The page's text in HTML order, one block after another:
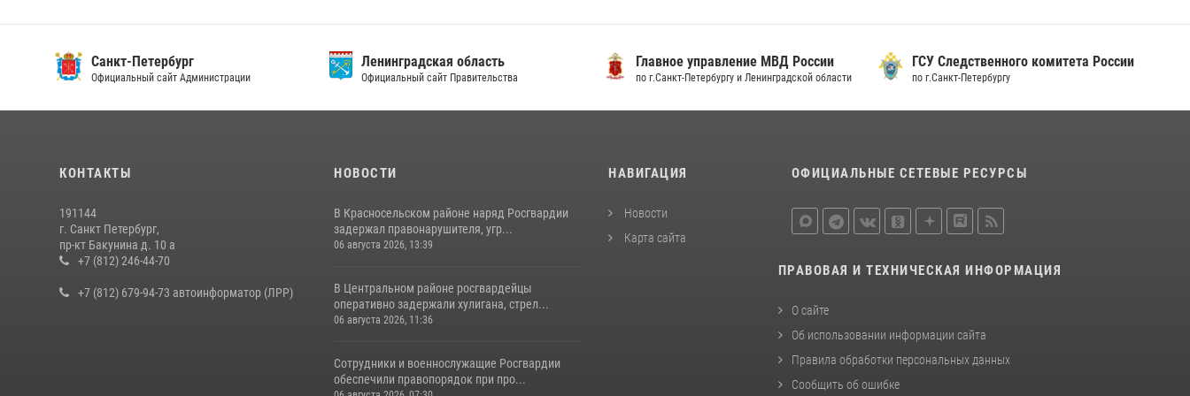
Представитель Росгвардии принял участие в
работе круглого стола на III Международном
петербургском цифровом форуме
19 июля 2026, 09:24 2
провели встречу с воспитанниками детского
16 июля 2026, 10:58 2
Санкт-Петербург
Официальный сайт Администрации
Ленинградская область
Официальный сайт Правительства
Главное управление МВД России
по г.Санкт-Петербургу и Ленинградской области
ГСУ Следственного комитета России
по г.Санкт-Петербургу
КОНТАКТЫ
191144
г. Санкт Петербург,
пр-кт Бакунина д. 10 а
+7 (812) 246-44-70
+7 (812) 679-94-73 автоинформатор (ЛРР)
НОВОСТИ
В Красносельском районе наряд Росгвардии
задержал правонарушителя, угр...
06 августа 2026, 13:39
В Центральном районе росгвардейцы
оперативно задержали хулигана, стрел...
06 августа 2026, 11:36
Сотрудники и военнослужащие Росгвардии
обеспечили правопорядок при про...
НАВИГАЦИЯ
Новости
Карта сайта
ОФИЦИАЛЬНЫЕ СЕТЕВЫЕ РЕСУРСЫ
ПРАВОВАЯ И ТЕХНИЧЕСКАЯ ИНФОРМАЦИЯ
О сайте
Об использовании информации сайта
Правила обработки персональных данных
Сообщить об ошибке